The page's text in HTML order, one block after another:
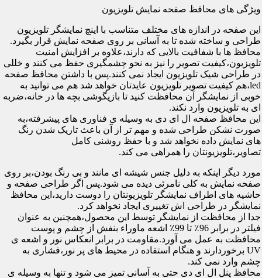
ویژگی های محافظ صفحه نمایش تلویزیون
این صفحه در اندازه های مختلف متناسب با اینچ نمایشگر تلویزیون
طراحی و ساخته شده تا به آسانی بر روی صفحه نمایش قرار بگیرد.
محافظ ها با شفافیت بالایی که دارند،علاوه بر افزایش امنیت
تلویزیون،کیفیت تصویر را نیز به نحو چشمگیری حفظ می کنند و خللی
در طراحی شیک تلویزیون ایجاد نمی کنند.پس با داشتن محافظ صفحه
led،هم کیفیت تصویر تلویزیون عایدتان خواهد شد هم می توانید به
خوبی از نمایشگر آن محافظت کنید تا بازیگوشی بچه ها در خانه،ضربه
ای به تلویزیون وارد نکند.
این محافظ صفحه ال ای دی به وسیله ی فناوری های پیشرفته،به
صورت نشکن طراحی شده و مهم تر از آن باعث تاریک شدن رنگ
های نمایش داده نخواهد شد و با حفظ روشنی کامل
تصاویر،تلویزیونتان را همراهی می کند.
مورد دیگر اینکه به دلیل جنس شیشه ای مانند و بی رنگ بودن،بر روی
صفحه نمایش به کلی نامرئی دیده می شود.پس اگر طراحی صفحه و
حاشیه های اطراف نمایشگر تلویزیونتان را دوست دارید،این محافظ
نمایشگر در طراحی اش تغییری ایجاد نخواهد کرد.
جدا از محافظت از نمایشگر توسط این محصول،همچنین به عنوان
فیلتر در برابر 96٪ تا 99٪ اشعه ماوراء بنفش از چشم و پوست
محافظت به عمل می آورد.مقاومت در برابر انعکاس نور و اشعه ی
UV برخوردارند و هنگام استفاده در محیط های پر نور،فشاری به
چشم وارد نمی کند.
محافظ پنل ال ای دی حتی به آسانی تمیز می شود و تنها به وسیله ی